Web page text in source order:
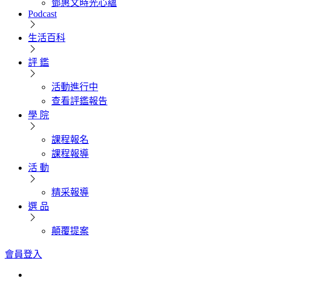
鄧惠文時光心蘊
Podcast
生活百科
評 鑑
活動進行中
查看評鑑報告
學 院
課程報名
課程報導
活 動
精采報導
選 品
顛覆提案
會員登入